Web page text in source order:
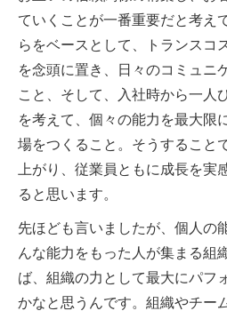
ていくことが一番重要だと考え
らをベースとして、トランスコ
を念頭に置き、日々のコミュニ
こと、そして、入社時から一人
を考えて、個々の能力を最大限
場をつくること。そうすること
上がり、従業員ともに成長を実
ると思います。
先ほども言いましたが、個人の
んな能力をもった人が集まる組
ば、組織の力として最大にパフ
かなと思うんです。組織やチー